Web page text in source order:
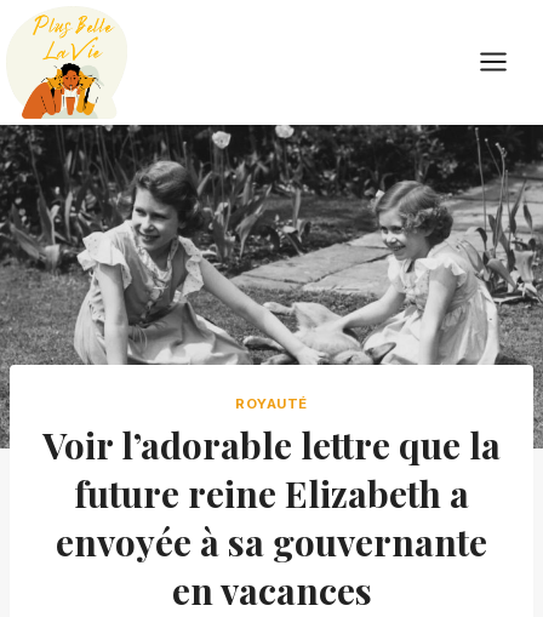
Skip
content
ROYAUTÉ
Voir l’adorable lettre que la
future reine Elizabeth a
envoyée à sa gouvernante
en vacances